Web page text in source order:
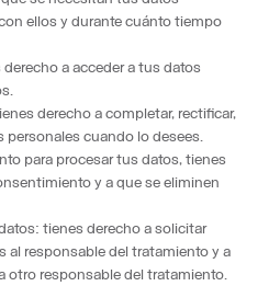
ellos y durante cuánto tiempo
a acceder a tus datos
derecho a completar, rectificar,
personales cuando lo desees.
para procesar tus datos, tienes
y a que se eliminen
tienes derecho a solicitar
al responsable del tratamiento y a
otro responsable del tratamiento.